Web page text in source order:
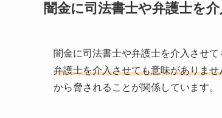
闇金に司法書士や弁護士を
闇金に司法書士や弁護士を介入させ
弁護士を介入させても意味がありませ
から脅されることが関係しています。